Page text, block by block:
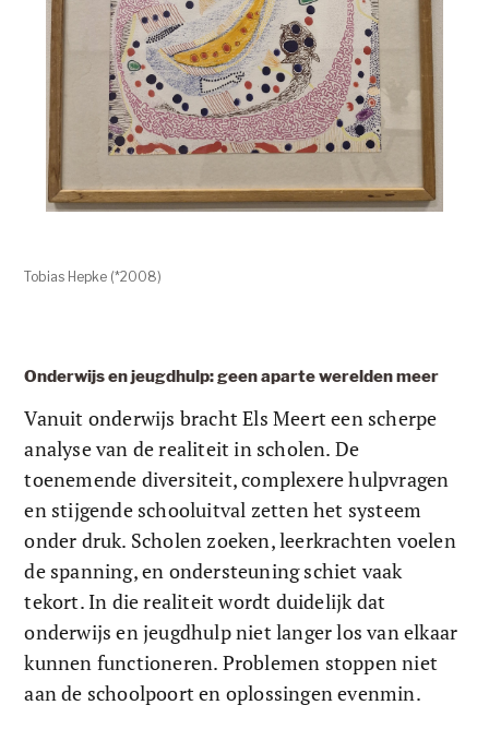
Tobias Hepke (*2008)
Onderwijs en jeugdhulp: geen aparte werelden meer
Vanuit onderwijs bracht Els Meert een scherpe
analyse van de realiteit in scholen. De
toenemende diversiteit, complexere hulpvragen
en stijgende schooluitval zetten het systeem
onder druk. Scholen zoeken, leerkrachten voelen
de spanning, en ondersteuning schiet vaak
tekort. In die realiteit wordt duidelijk dat
onderwijs en jeugdhulp niet langer los van elkaar
kunnen functioneren. Problemen stoppen niet
aan de schoolpoort en oplossingen evenmin.